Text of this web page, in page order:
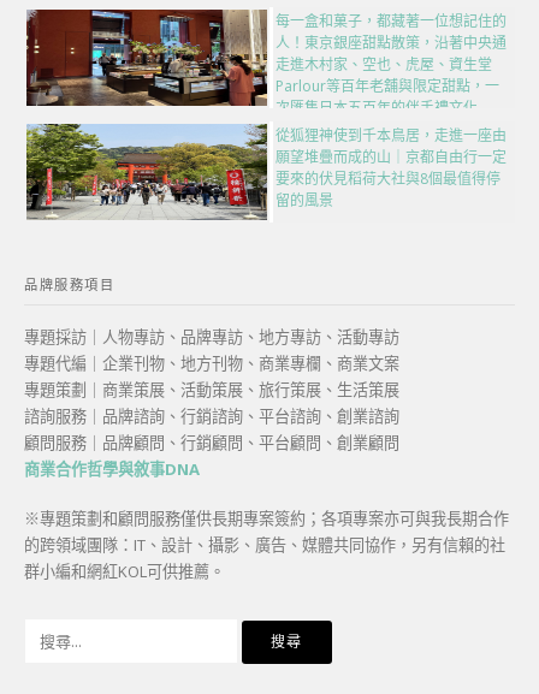
每一盒和菓子，都藏著一位想記住的
人！東京銀座甜點散策，沿著中央通
走進木村家、空也、虎屋、資生堂
Parlour等百年老舖與限定甜點，一
次匯集日本五百年的伴手禮文化
從狐狸神使到千本鳥居，走進一座由
願望堆疊而成的山｜京都自由行一定
要來的伏見稻荷大社與8個最值得停
留的風景
品牌服務項目
專題採訪｜人物專訪、品牌專訪、地方專訪、活動專訪
專題代編｜企業刊物、地方刊物、商業專欄、商業文案
專題策劃｜商業策展、活動策展、旅行策展、生活策展
諮詢服務｜品牌諮詢、行銷諮詢、平台諮詢、創業諮詢
顧問服務｜品牌顧問、行銷顧問、平台顧問、創業顧問
商業合作哲學與敘事DNA
※專題策劃和顧問服務僅供長期專案簽約；各項專案亦可與我長期合作
的跨領域團隊：IT、設計、攝影、廣告、媒體共同協作，另有信賴的社
群小編和網紅KOL可供推薦。